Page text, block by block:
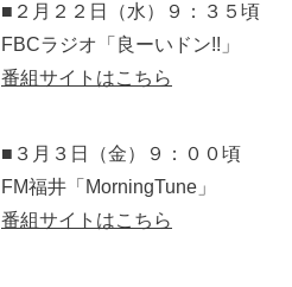
■２月２２日（水）９：３５頃
FBCラジオ「良ーいドン!!」
番組サイトはこちら
■３月３日（金）９：００頃
FM福井「MorningTune」
番組サイトはこちら